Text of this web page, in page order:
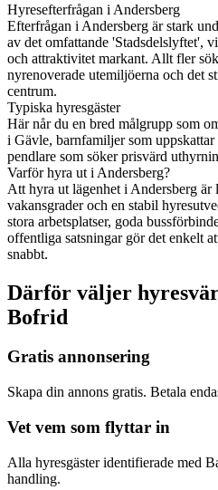
Hyresefterfrågan i Andersberg
Efterfrågan i Andersberg är stark
av det omfattande 'Stadsdelslyftet',
och attraktivitet markant. Allt fler
nyrenoverade utemiljöerna och det
centrum.
Typiska hyresgäster
Här når du en bred målgrupp som
i Gävle, barnfamiljer som
pendlare som söker prisvärd
Varför hyra ut i Andersberg?
Att hyra ut lägenhet i Andersberg är
vakansgrader och en stabil
stora arbetsplatser, goda
offentliga satsningar gör det enkelt
snabbt.
Därför väljer
Bofrid
Gratis annonsering
Skapa din annons gratis. Betala
Vet vem som flyttar in
Alla hyresgäster identifierade med
handling.